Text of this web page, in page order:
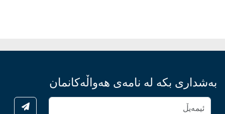
بەشداری بکە لە نامەی هەواڵەکانمان